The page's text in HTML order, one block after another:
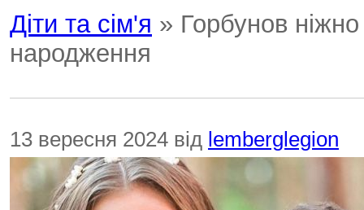
Діти та сім'я » Горбунов
народження
13 вересня 2024 від lemberglegion